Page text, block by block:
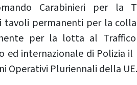
Carabinieri per la
tavoli permanenti per la
per la lotta al
ed internazionale di Polizia
Operativi Pluriennali della UE.